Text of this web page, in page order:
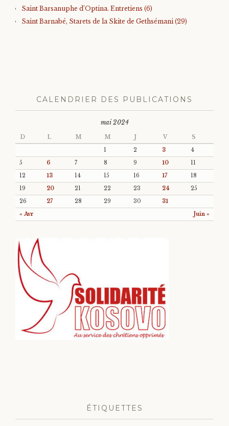
Saint Barsanuphe d’Optina. Entretiens (6)
Saint Barnabé, Starets de la Skite de Gethsémani (29)
CALENDRIER DES PUBLICATIONS
mai 2024
D L M M J V S
« Avr Juin »
1 2 3
4
5
6 7 8 9 10
11
12
13 14 15 16 17
18
19
20 21 22 23 24
25
26
27 28 29 30 31
ÉTIQUETTES